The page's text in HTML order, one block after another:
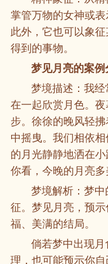
掌管万物的女神或表
此外，它也可以象
得到的事物。
梦见月亮的案例
梦境描述：我
在一起欣赏月色。
步。徐徐的晚风轻
中摇曳。我们相依
的月光静静地洒在
你看，今晚的月亮
梦境解析：梦
征。梦见月亮，预
福、美满的结局。
倘若梦中出现
理，也可能预示你